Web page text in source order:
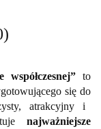
to
się do
atrakcyjny i
najważniejsze